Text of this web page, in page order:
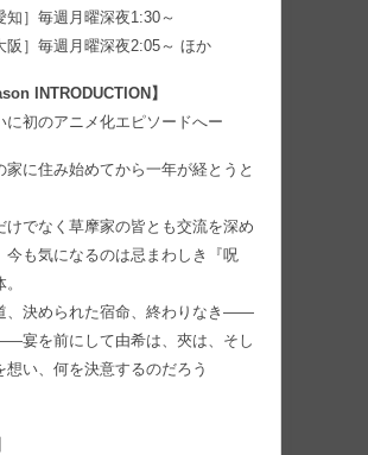
知］毎週月曜深夜1:30～
阪］毎週月曜深夜2:05～ ほか
INTRODUCTION】
に初のアニメ化エピソードへー
家に住み始めてから一年が経とうと
けでなく草摩家の皆とも交流を深め
今も気になるのは忌まわしき『呪
、決められた宿命、終わりなき――
宴を前にして由希は、夾は、そし
想い、何を決意するのだろう